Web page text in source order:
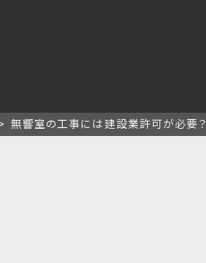
無響室の工事には建設業許可が必要？